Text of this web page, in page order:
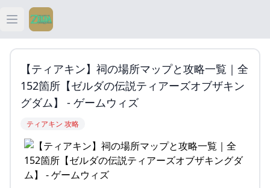
Open main menu
ティアキン
ティアキン 祠
ティアキン 武器
ティアキン 攻略
【ティアキン】祠の場所マップと攻略一覧｜全
152箇所【ゼルダの伝説ティアーズオブザキン
グダム】 - ゲームウィズ
ティアキン 攻略